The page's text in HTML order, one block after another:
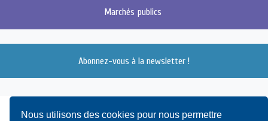
Nous utilisons des cookies pour nous permettre
Marchés publics
Abonnez-vous à la newsletter !